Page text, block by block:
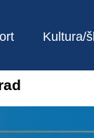
Kultura/